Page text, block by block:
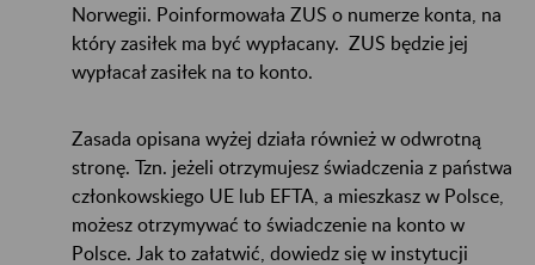
Norwegii. Poinformowała ZUS o numerze konta, na
który zasiłek ma być wypłacany. ZUS będzie jej
wypłacał zasiłek na to konto.
Zasada opisana wyżej działa również w odwrotną
stronę. Tzn. jeżeli otrzymujesz świadczenia z państwa
członkowskiego UE lub EFTA, a mieszkasz w Polsce,
możesz otrzymywać to świadczenie na konto w
Polsce. Jak to załatwić, dowiedz się w instytucji